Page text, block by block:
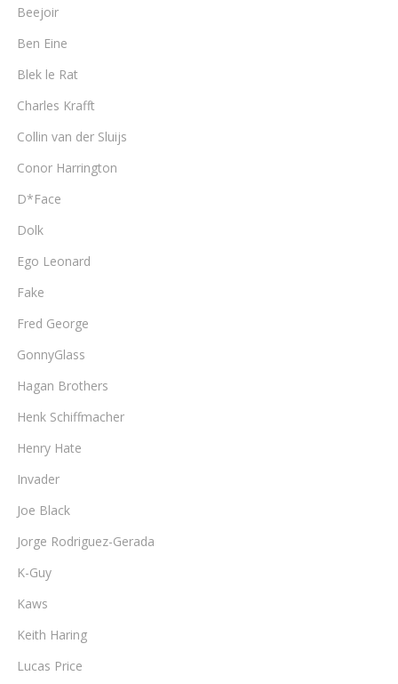
Beejoir
Ben Eine
Blek le Rat
Charles Krafft
Collin van der Sluijs
Conor Harrington
D*Face
Dolk
Ego Leonard
Fake
Fred George
GonnyGlass
Hagan Brothers
Henk Schiffmacher
Henry Hate
Invader
Joe Black
Jorge Rodriguez-Gerada
K-Guy
Kaws
Keith Haring
Lucas Price